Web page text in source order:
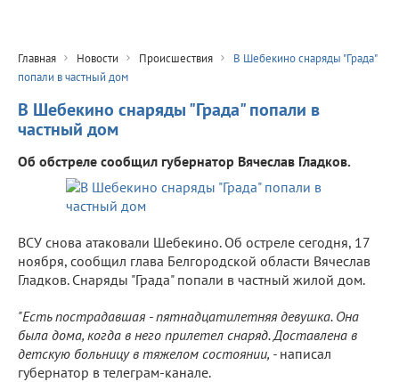
Главная Новости Происшествия
В Шебекино снаряды "Града"
попали в частный дом
В Шебекино снаряды "Града" попали в
частный дом
Об обстреле сообщил губернатор Вячеслав Гладков.
ВСУ снова атаковали Шебекино. Об остреле сегодня, 17
ноября, сообщил глава Белгородской области Вячеслав
Гладков. Снаряды "Града" попали в частный жилой дом.
"Есть пострадавшая - пятнадцатилетняя девушка. Она
была дома, когда в него прилетел снаряд. Доставлена в
детскую больницу в тяжелом состоянии, - написал
губернатор в телеграм-канале.